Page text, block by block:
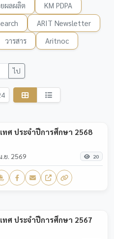
ผลผลิต
KM PDPA
ARIT Newsletter
วารสาร Aritnoc
ไป
ทศ ประจำปีการศึกษา 2568
.ย. 2569 20
ทศ ประจำปีการศึกษา 2567